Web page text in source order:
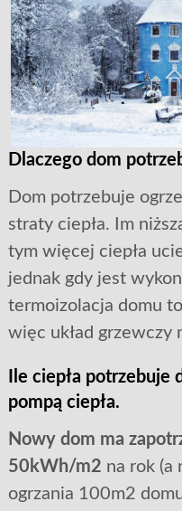
Dlaczego dom
Dom potrzebuje
straty ciepła. Im
tym więcej ciepła
jednak gdy jest
termoizolacja domu
więc układ grzewczy
Ile ciepła potrzebuje
pompą ciepła.
Nowy dom ma
50kWh/m2 na rok (a
ogrzania 100m2